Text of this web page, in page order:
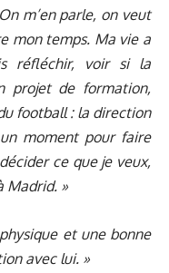
m’en parle, on veut
mon temps. Ma vie a
réfléchir, voir si la
projet de formation,
football : la direction
moment pour faire
ce que je veux,
Madrid. »
et une bonne
avec lui. »